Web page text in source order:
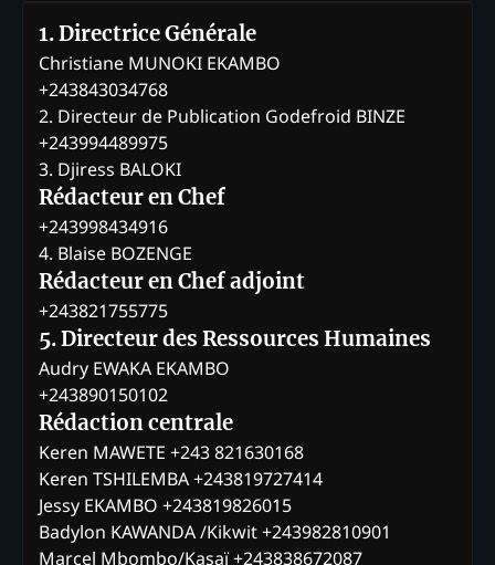
1. Directrice Générale
Christiane MUNOKI EKAMBO
+243843034768
2. Directeur de Publication Godefroid BINZE
+243994489975
3. Djiress BALOKI
Rédacteur en Chef
+243998434916
4. Blaise BOZENGE
Rédacteur en Chef adjoint
+243821755775
5. Directeur des Ressources Humaines
Audry EWAKA EKAMBO
+243890150102
Rédaction centrale
Keren MAWETE +243 821630168
Keren TSHILEMBA +243819727414
Jessy EKAMBO +243819826015
Badylon KAWANDA /Kikwit +243982810901
Marcel Mbombo/Kasaï +243838672087